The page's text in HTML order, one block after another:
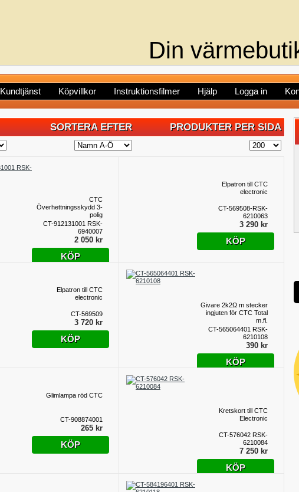
Din
Kundtjänst Köpvillkor Instruktionsfilmer Hjälp Logga in
SORTERA EFTER PRODUKTER PER SIDA
CTC
Överhettningsskydd 3-
polig
CT-912131001 RSK-
6940007
2 050 kr
KÖP
Elpatron till CTC
electronic
CT-569508-RSK-
6210063
3 290 kr
KÖP
Elpatron till CTC
electronic
CT-569509
3 720 kr
KÖP
Givare 2k2Ω m stecker
ingjuten för CTC Total
m.fl.
CT-565064401 RSK-
6210108
390 kr
KÖP
Glimlampa röd CTC
CT-908874001
265 kr
KÖP
Kretskort till CTC
Electronic
CT-576042 RSK-
6210084
7 250 kr
KÖP